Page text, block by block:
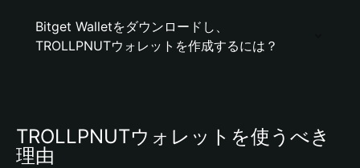
Bitget Walletをダウンロードし、
TROLLPNUTウォレットを作成するには？
TROLLPNUTウォレットを使うべき
理由